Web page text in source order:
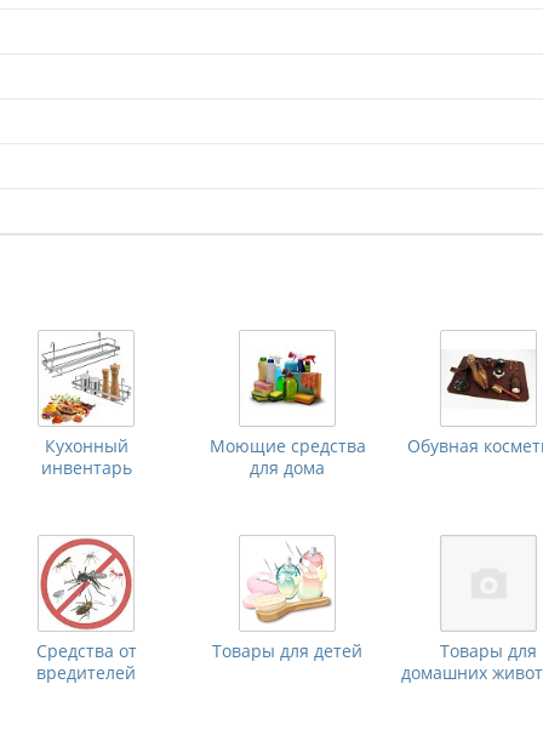
Кухонный
инвентарь
Моющие средства
для дома
Обувная
Средства от
вредителей
Товары для детей
Товары для
домашних